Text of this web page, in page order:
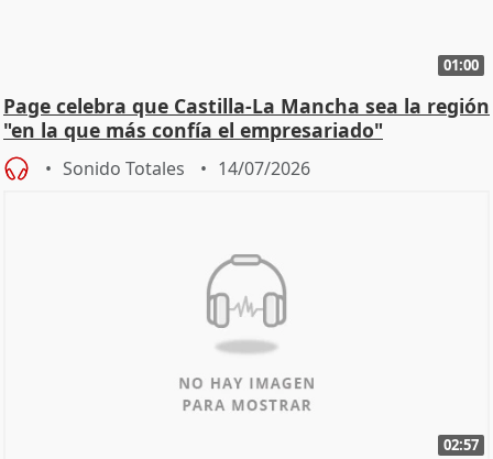
01:00
Page celebra que Castilla-La Mancha sea la región
"en la que más confía el empresariado"
Sonido Totales 14/07/2026
02:57